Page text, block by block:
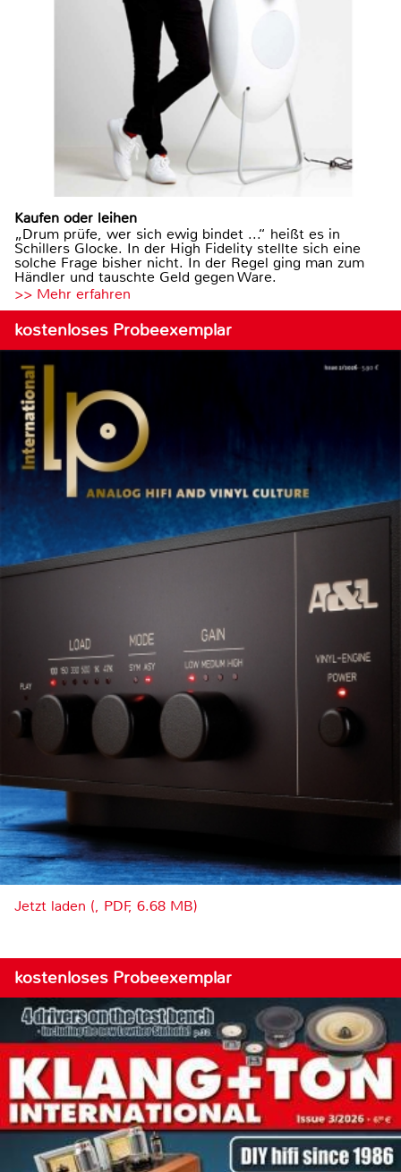
Kaufen oder leihen
„Drum prüfe, wer sich ewig bindet ...“ heißt es in
Schillers Glocke. In der High Fidelity stellte sich eine
solche Frage bisher nicht. In der Regel ging man zum
Händler und tauschte Geld gegen Ware.
>> Mehr erfahren
kostenloses Probeexemplar
Jetzt laden (, PDF, 6.68 MB)
kostenloses Probeexemplar